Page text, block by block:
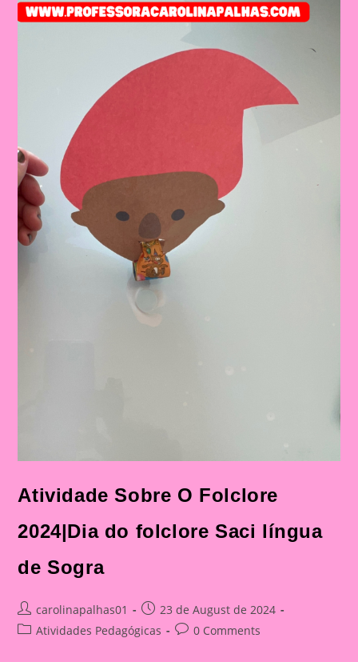
Atividade Sobre O Folclore
2024|Dia do folclore Saci língua
de Sogra
Post
author:
carolinapalhas01
Post
published:
23 de August de 2024
PostAtividades Pedagógicas
Post0 Comments